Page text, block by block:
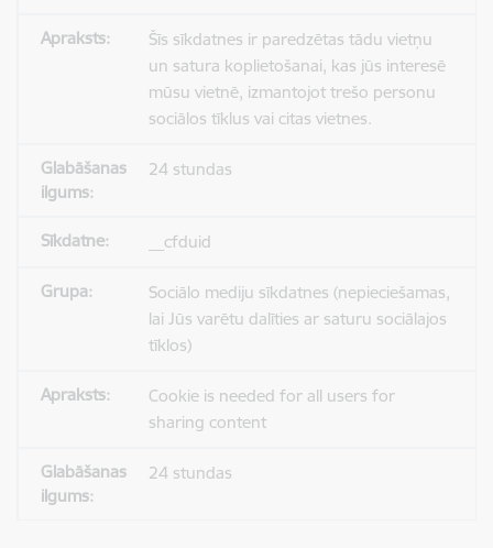
Šīs sīkdatnes ir paredzētas tādu vietņu
un satura koplietošanai, kas jūs interesē
mūsu vietnē, izmantojot trešo personu
sociālos tīklus vai citas vietnes.
24 stundas
__cfduid
Sociālo mediju sīkdatnes (nepieciešamas,
lai Jūs varētu dalīties ar saturu sociālajos
tīklos)
Cookie is needed for all users for
sharing content
24 stundas